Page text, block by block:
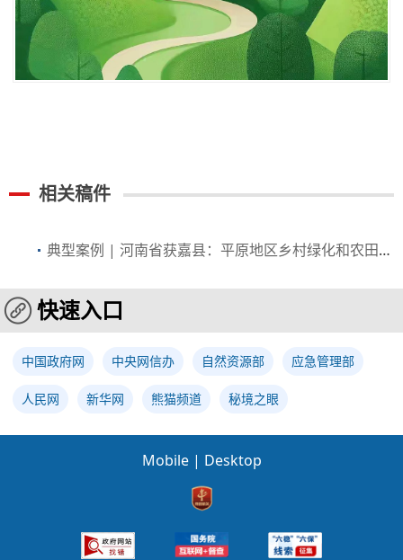
相关稿件
典型案例 | 河南省获嘉县：平原地区乡村绿化和农田林网建设的积极探索
快速入口
中国政府网 中央网信办 自然资源部 应急管理部
人民网 新华网 熊猫频道 秘境之眼
Mobile | Desktop